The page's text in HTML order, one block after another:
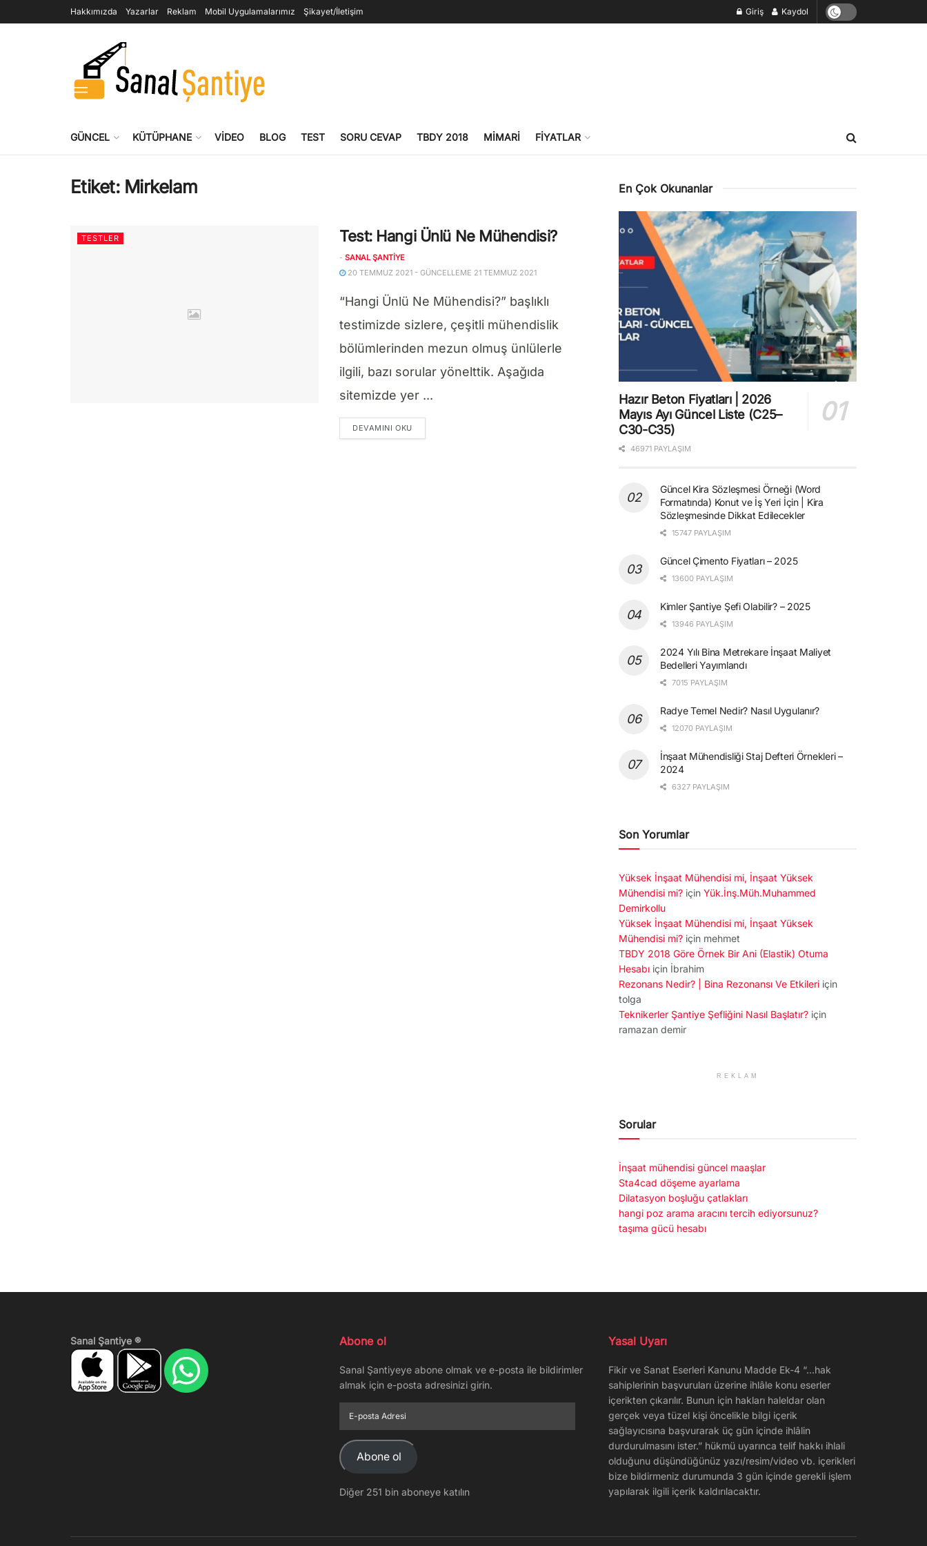
Hakkımızda Yazarlar Reklam Mobil Uygulamalarımız Şikayet/İletişim Giriş Kaydol
GÜNCEL KÜTÜPHANE VIDEO BLOG TEST SORU CEVAP TBDY 2018 MIMARI FIYATLAR
Etiket: Mirkelam
TESTLER Test: Hangi Ünlü Ne Mühendisi?
- SANAL ŞANTIYE
20 TEMMUZ 2021 - GÜNCELLEME 21 TEMMUZ 2021
“Hangi Ünlü Ne Mühendisi?” başlıklı
testimizde sizlere, çeşitli mühendislik
bölümlerinden mezun olmuş ünlülerle
ilgili, bazı sorular yönelttik. Aşağıda
sitemizde yer ...
DEVAMINI OKUDETAILS
En Çok Okunanlar
Hazır Beton Fiyatları | 2026
Mayıs Ayı Güncel Liste (C25–
C30-C35)
46971 PAYLAŞIM
Güncel Kira Sözleşmesi Örneği (Word
Formatında) Konut ve İş Yeri İçin | Kira
Sözleşmesinde Dikkat Edilecekler
15747 PAYLAŞIM
Güncel Çimento Fiyatları – 2025
13600 PAYLAŞIM
Kimler Şantiye Şefi Olabilir? – 2025
13946 PAYLAŞIM
2024 Yılı Bina Metrekare İnşaat Maliyet
Bedelleri Yayımlandı
7015 PAYLAŞIM
Radye Temel Nedir? Nasıl Uygulanır?
12070 PAYLAŞIM
İnşaat Mühendisliği Staj Defteri Örnekleri –
2024
6327 PAYLAŞIM
Son Yorumlar
Yüksek İnşaat Mühendisi mi, İnşaat Yüksek
Mühendisi mi? için Yük.İnş.Müh.Muhammed
Demirkollu
Yüksek İnşaat Mühendisi mi, İnşaat Yüksek
Mühendisi mi? için mehmet
TBDY 2018 Göre Örnek Bir Ani (Elastik) Otuma
Hesabı için İbrahim
Rezonans Nedir? | Bina Rezonansı Ve Etkileri için
tolga
Teknikerler Şantiye Şefliğini Nasıl Başlatır? için
ramazan demir
REKLAM
Sorular
İnşaat mühendisi güncel maaşlar
Sta4cad döşeme ayarlama
Dilatasyon boşluğu çatlakları
hangi poz arama aracını tercih ediyorsunuz?
taşıma gücü hesabı
Sanal Şantiye ® Abone ol
Sanal Şantiyeye abone olmak ve e-posta ile bildirimler
almak için e-posta adresinizi girin.
posta
Adresi
Abone ol
Diğer 251 bin aboneye katılın
Yasal Uyarı
Fikir ve Sanat Eserleri Kanunu Madde Ek-4 “…hak
sahiplerinin başvuruları üzerine ihlâle konu eserler
içerikten çıkarılır. Bunun için hakları haleldar olan
gerçek veya tüzel kişi öncelikle bilgi içerik
sağlayıcısına başvurarak üç gün içinde ihlâlin
durdurulmasını ister.” hükmü uyarınca telif hakkı ihlali
olduğunu düşündüğünüz yazı/resim/video vb. içerikleri
bize bildirmeniz durumunda 3 gün içinde gerekli işlem
yapılarak ilgili içerik kaldırılacaktır.